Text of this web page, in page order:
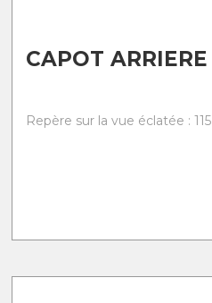
CAPOT ARRIERE
Repère sur la vue éclatée : 115